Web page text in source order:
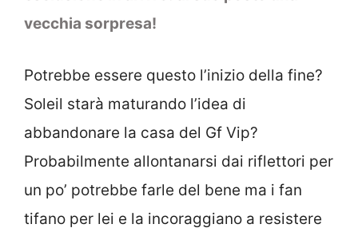
vecchia sorpresa!
Potrebbe essere questo l’inizio della fine?
Soleil starà maturando l’idea di
abbandonare la casa del Gf Vip?
Probabilmente allontanarsi dai riflettori per
un po’ potrebbe farle del bene ma i fan
tifano per lei e la incoraggiano a resistere